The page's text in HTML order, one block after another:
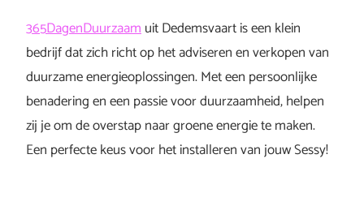
365DagenDuurzaamuit Dedemsvaart is een klein
bedrijf dat zich richt op het adviseren en verkopen van
duurzame energieoplossingen. Met een persoonlijke
benadering en een passie voor duurzaamheid, helpen
zij je om de overstap naar groene energie te maken.
Een perfecte keus voor het installeren van jouw Sessy!